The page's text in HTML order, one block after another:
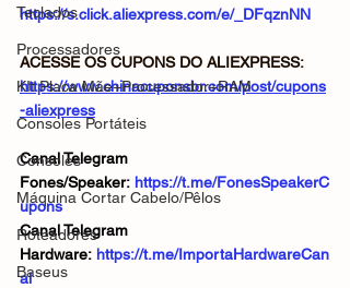
Teclados
Processadores
KIt Placa Mãe+Processador+RAM
Consoles Portáteis
Consoles
Máquina Cortar Cabelo/Pêlos
Roteadores
Baseus
https://s.click.aliexpress.com/e/_DFqznNN
ACESSE OS CUPONS DO ALIEXPRESS:
https://www.chinacuponsbr.com/post/cupons
-aliexpress
Canal Telegram
Fones/Speaker: https://t.me/FonesSpeakerC
upons
Canal Telegram
Hardware: https://t.me/ImportaHardwareCan
al